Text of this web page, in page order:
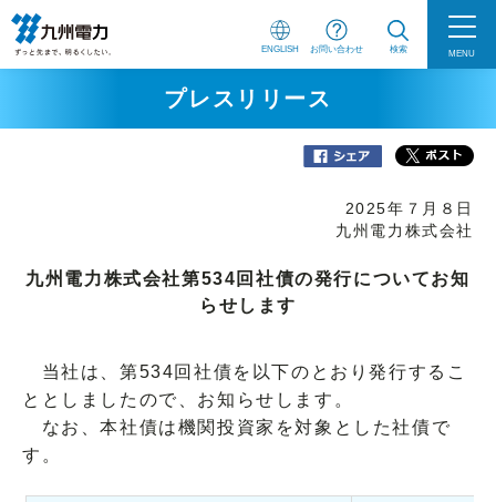
ENGLISH お問い合わせ 検索 MENU
プレスリリース
2025年７月８日
九州電力株式会社
九州電力株式会社第534回社債の発行についてお知
らせします
当社は、第534回社債を以下のとおり発行するこ
ととしましたので、お知らせします。
なお、本社債は機関投資家を対象とした社債で
す。